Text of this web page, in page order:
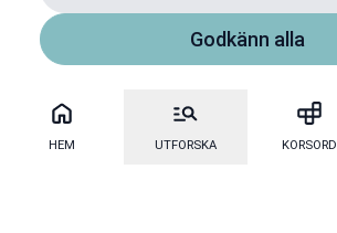
HEM UTFORSKA KORSORD
Godkänn alla